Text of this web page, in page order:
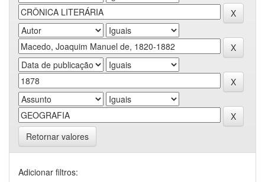
Retornar valores
Adicionar filtros: